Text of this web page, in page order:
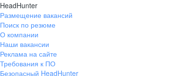
HeadHunter
Размещение вакансий
Поиск по резюме
О компании
Наши вакансии
Реклама на сайте
Требования к ПО
Безопасный HeadHunter